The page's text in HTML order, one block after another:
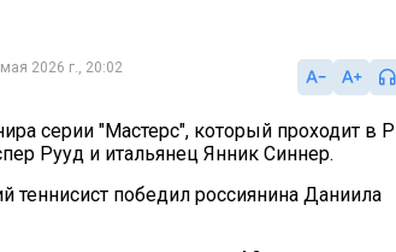
2026 г., 20:02
серии "Мастерс", который проходит в
Рууд и итальянец Янник Синнер.
теннисист победил россиянина Даниила